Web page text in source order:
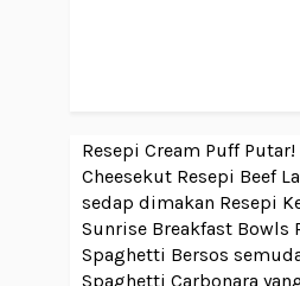
Resepi Cream Puff Putar!
Cheesekut Resepi Beef
sedap dimakan Resepi
Sunrise Breakfast Bowls
Spaghetti Bersos
Spaghetti Carbonara